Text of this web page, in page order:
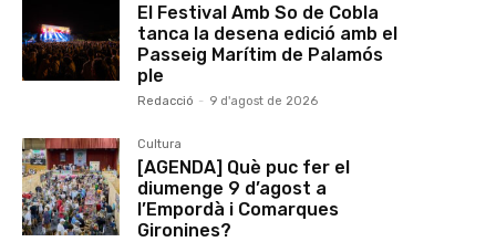
El Festival Amb So de Cobla
tanca la desena edició amb el
Passeig Marítim de Palamós
ple
Redacció - 9 d'agost de 2026
Cultura
[AGENDA] Què puc fer el
diumenge 9 d’agost a
l’Empordà i Comarques
Gironines?